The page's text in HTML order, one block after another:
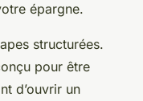
épargne.
structurées.
pour être
d’ouvrir un